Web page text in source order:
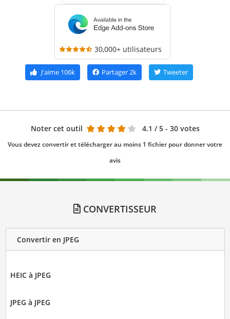
30,000+ utilisateurs
J'aime106k Partager2k Tweeter
Noter cet outil 4.1 / 5 - 30 votes
Vous devez convertir et télécharger au moins 1 fichier pour donner votre
avis
CONVERTISSEUR
Convertir en JPEG
HEIC à JPEG
JPEG à JPEG